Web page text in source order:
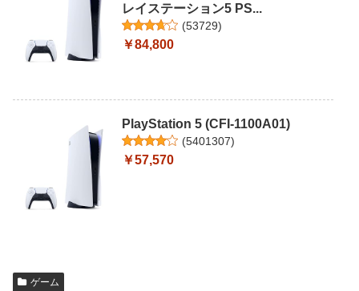
レイステーション5 PS...
(53729)
￥84,800
PlayStation 5 (CFI-1100A01)
(5401307)
￥57,570
ゲーム